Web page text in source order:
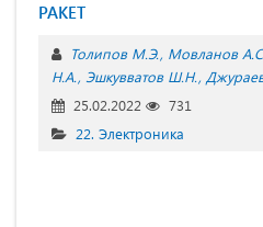
РАКЕТ
Толипов М.Э. Мовланов
Н.А. Эшкувватов Ш.Н.
25.02.2022
731
22. Электроника